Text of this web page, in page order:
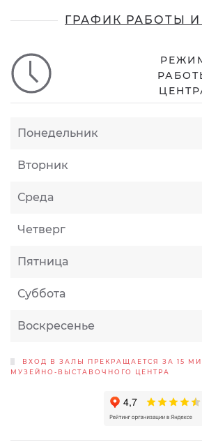
ГРАФИК РАБОТЫ
Понедельник
Вторник
Среда
Четверг
Пятница
Суббота
Воскресенье
ВХОД В ЗАЛЫ ПРЕКРАЩАЕТСЯ ЗА 15
МУЗЕЙНО-ВЫСТАВОЧНОГО ЦЕНТРА